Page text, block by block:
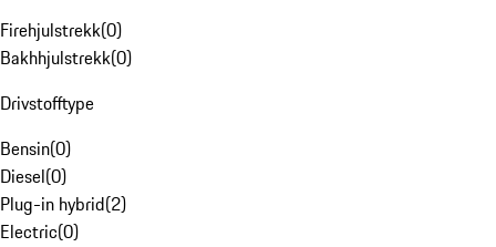
Firehjulstrekk(0)
Bakhhjulstrekk(0)
Drivstofftype
Bensin(0)
Diesel(0)
Plug-in hybrid(2)
Electric(0)